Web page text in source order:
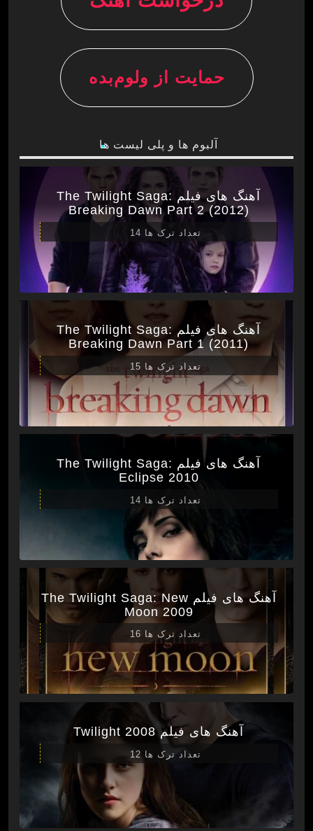
حمایت از ولوم‌بده
آلبوم ها و پلی لیست ها
آهنگ های فیلم The Twilight Saga:
Breaking Dawn Part 2 (2012)
تعداد ترک ها 14
آهنگ های فیلم The Twilight Saga:
Breaking Dawn Part 1 (2011)
تعداد ترک ها 15
آهنگ های فیلم The Twilight Saga:
Eclipse 2010
تعداد ترک ها 14
آهنگ های فیلم The Twilight Saga: New
Moon 2009
تعداد ترک ها 16
آهنگ های فیلم Twilight 2008
تعداد ترک ها 12